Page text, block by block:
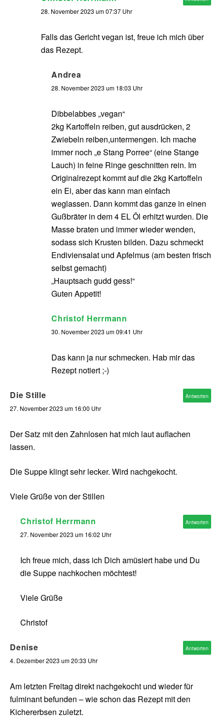
28. November 2023 um 07:37 Uhr
Falls das Gericht vegan ist, freue ich mich über
das Rezept.
Andrea
28. November 2023 um 18:03 Uhr
Dibbelabbes „vegan“
2kg Kartoffeln reiben, gut ausdrücken, 2
Zwiebeln reiben,untermengen. Ich mache
immer noch „e Stang Porree“ (eine Stange
Lauch) in feine Ringe geschnitten rein. Im
Originalrezept kommt auf die 2kg Kartoffeln
ein Ei, aber das kann man einfach
weglassen. Dann kommt das ganze in einen
Gußbräter in dem 4 EL Öl erhitzt wurden. Die
Masse braten und immer wieder wenden,
sodass sich Krusten bilden. Dazu schmeckt
Endiviensalat und Apfelmus (am besten frisch
selbst gemacht)
„Hauptsach gudd gess!“
Guten Appetit!
Christof Herrmann
30. November 2023 um 09:41 Uhr
Das kann ja nur schmecken. Hab mir das
Rezept notiert ;-)
Die Stille
27. November 2023 um 16:00 Uhr
Der Satz mit den Zahnlosen hat mich laut auflachen
lassen.
Die Suppe klingt sehr lecker. Wird nachgekocht.
Viele Grüße von der Stillen
Antworten
Christof Herrmann
27. November 2023 um 16:02 Uhr
Ich freue mich, dass ich Dich amüsiert habe und Du
die Suppe nachkochen möchtest!
Viele Grüße
Christof
Antworten
Denise
4. Dezember 2023 um 20:33 Uhr
Am letzten Freitag direkt nachgekocht und wieder für
fulminant befunden – wie schon das Rezept mit den
Kichererbsen zuletzt.
Antworten